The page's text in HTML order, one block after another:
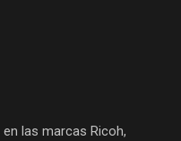
en las marcas Ricoh,